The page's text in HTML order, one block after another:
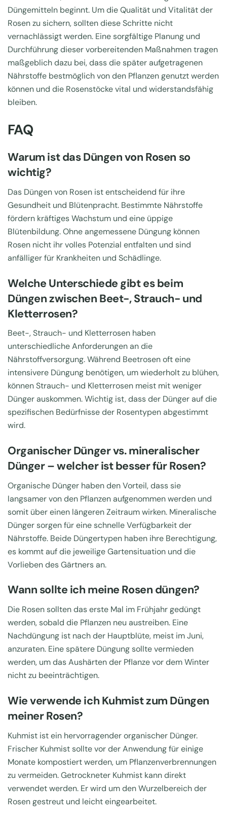
Düngemitteln beginnt. Um die Qualität und Vitalität der
Rosen zu sichern, sollten diese Schritte nicht
vernachlässigt werden. Eine sorgfältige Planung und
Durchführung dieser vorbereitenden Maßnahmen tragen
maßgeblich dazu bei, dass die später aufgetragenen
Nährstoffe bestmöglich von den Pflanzen genutzt werden
können und die Rosenstöcke vital und widerstandsfähig
bleiben.
FAQ
Warum ist das Düngen von Rosen so
wichtig?
Das Düngen von Rosen ist entscheidend für ihre
Gesundheit und Blütenpracht. Bestimmte Nährstoffe
fördern kräftiges Wachstum und eine üppige
Blütenbildung. Ohne angemessene Düngung können
Rosen nicht ihr volles Potenzial entfalten und sind
anfälliger für Krankheiten und Schädlinge.
Welche Unterschiede gibt es beim
Düngen zwischen Beet-, Strauch- und
Kletterrosen?
Beet-, Strauch- und Kletterrosen haben
unterschiedliche Anforderungen an die
Nährstoffversorgung. Während Beetrosen oft eine
intensivere Düngung benötigen, um wiederholt zu blühen,
können Strauch- und Kletterrosen meist mit weniger
Dünger auskommen. Wichtig ist, dass der Dünger auf die
spezifischen Bedürfnisse der Rosentypen abgestimmt
wird.
Organischer Dünger vs. mineralischer
Dünger – welcher ist besser für Rosen?
Organische Dünger haben den Vorteil, dass sie
langsamer von den Pflanzen aufgenommen werden und
somit über einen längeren Zeitraum wirken. Mineralische
Dünger sorgen für eine schnelle Verfügbarkeit der
Nährstoffe. Beide Düngertypen haben ihre Berechtigung,
es kommt auf die jeweilige Gartensituation und die
Vorlieben des Gärtners an.
Wann sollte ich meine Rosen düngen?
Die Rosen sollten das erste Mal im Frühjahr gedüngt
werden, sobald die Pflanzen neu austreiben. Eine
Nachdüngung ist nach der Hauptblüte, meist im Juni,
anzuraten. Eine spätere Düngung sollte vermieden
werden, um das Aushärten der Pflanze vor dem Winter
nicht zu beeinträchtigen.
Wie verwende ich Kuhmist zum Düngen
meiner Rosen?
Kuhmist ist ein hervorragender organischer Dünger.
Frischer Kuhmist sollte vor der Anwendung für einige
Monate kompostiert werden, um Pflanzenverbrennungen
zu vermeiden. Getrockneter Kuhmist kann direkt
verwendet werden. Er wird um den Wurzelbereich der
Rosen gestreut und leicht eingearbeitet.